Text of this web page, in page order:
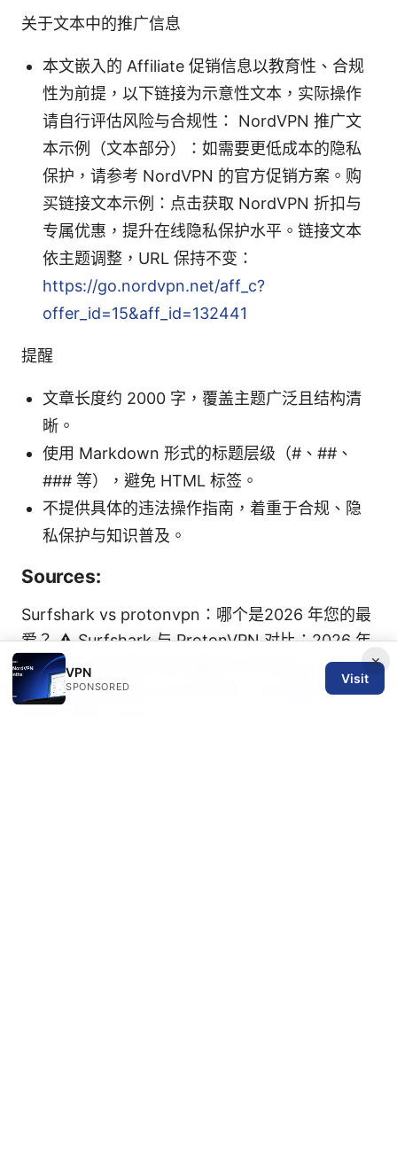
关于文本中的推广信息
本文嵌入的 Affiliate 促销信息以教育性、合规
性为前提，以下链接为示意性文本，实际操作
请自行评估风险与合规性： NordVPN 推广文
本示例（文本部分）：如需要更低成本的隐私
保护，请参考 NordVPN 的官方促销方案。购
买链接文本示例：点击获取 NordVPN 折扣与
专属优惠，提升在线隐私保护水平。链接文本
依主题调整，URL 保持不变：
https://go.nordvpn.net/aff_c?
offer_id=15&aff_id=132441
提醒
文章长度约 2000 字，覆盖主题广泛且结构清
晰。
使用 Markdown 形式的标题层级（#、##、
### 等），避免 HTML 标签。
不提供具体的违法操作指南，着重于合规、隐
私保护与知识普及。
Sources:
Surfshark vs protonvpn：哪个是2026 年您的最
爱？ ⚠️ Surfshark 与 ProtonVPN 对比：2026 年
最佳 VPN 的全面评测与推荐
台大申請vpn：學生
與教職員必備指南 2026年更新，VPN選擇、設定
×
VPN
SPONSORED
Visit